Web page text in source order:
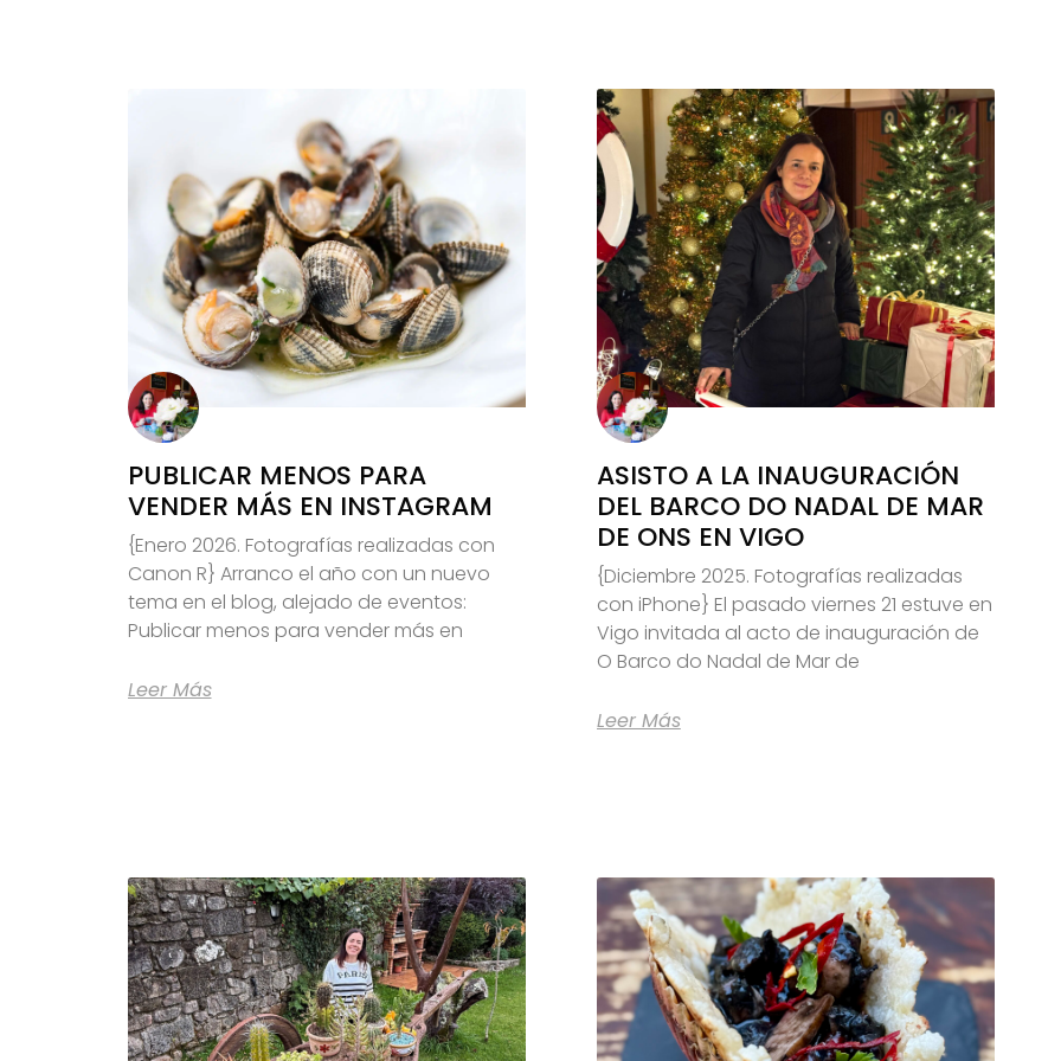
PUBLICAR MENOS PARA
VENDER MÁS EN INSTAGRAM
{Enero 2026. Fotografías realizadas con
Canon R} Arranco el año con un nuevo
tema en el blog, alejado de eventos:
Publicar menos para vender más en
Leer Más
ASISTO A LA INAUGURACIÓN
DEL BARCO DO NADAL DE MAR
DE ONS EN VIGO
{Diciembre 2025. Fotografías realizadas
con iPhone} El pasado viernes 21 estuve en
Vigo invitada al acto de inauguración de
O Barco do Nadal de Mar de
Leer Más